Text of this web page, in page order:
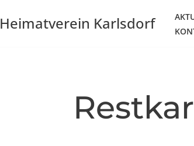
Heimatverein Karlsdorf